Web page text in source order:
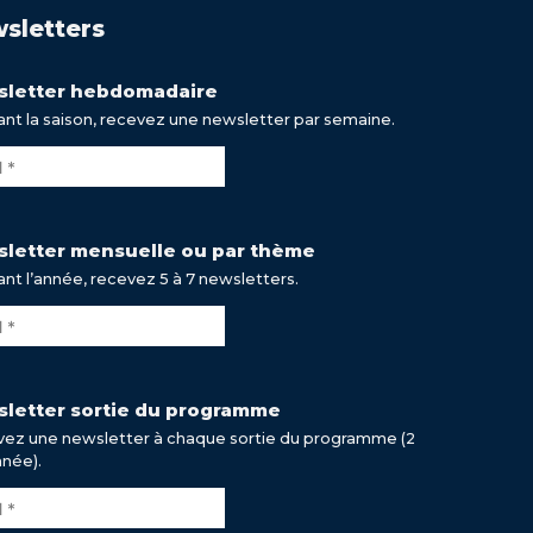
hebdomadaire
la saison, recevez une newsletter par semaine.
mensuelle ou par thème
l’année, recevez 5 à 7 newsletters.
sortie du programme
une newsletter à chaque sortie du programme (2